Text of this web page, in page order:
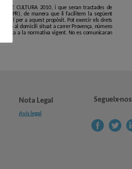
DE CULTURA 2010, i que seran tractades de
(GDPR), de manera que li facilitem la següent
per a aquest propòsit. Pot exercir els drets
o al domicili situat a carrer Provença, número
a la normativa vigent. No es comunicaran
Nota Legal
Avís legal
Segueix-nos